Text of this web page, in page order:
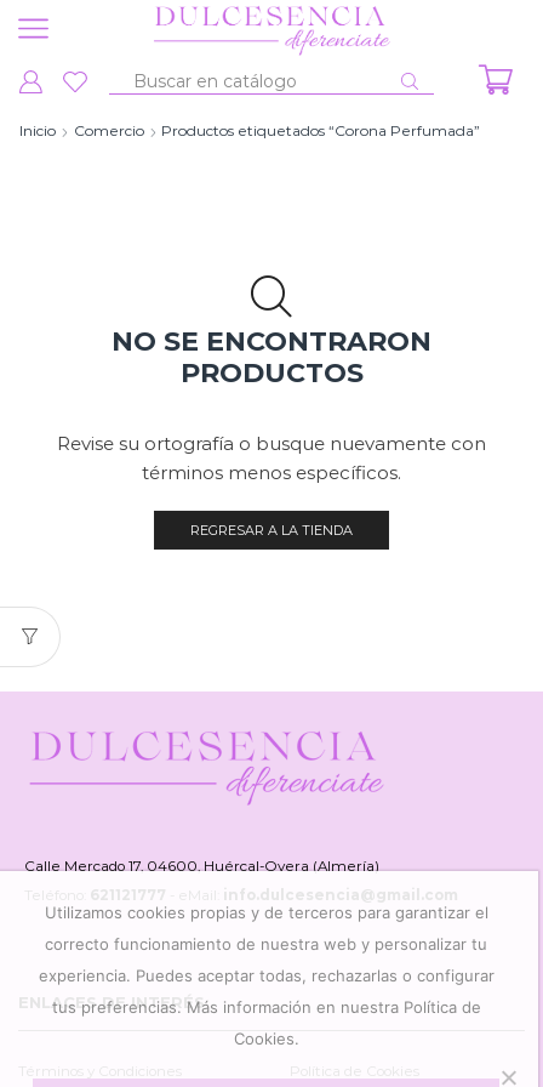
Entrada
búsqueda
Inicio Comercio Productos etiquetados “Corona Perfumada”
NO SE ENCONTRARON
PRODUCTOS
Revise su ortografía o busque nuevamente con
términos menos específicos.
REGRESAR A LA TIENDA
Calle Mercado 17, 04600, Huércal-Overa (Almería)
Teléfono: 621121777 info.dulcesencia@gmail.com
ENLACES DE INTERÉS
Términos y Condiciones Política de Cookies
Utilizamos cookies propias y de terceros para garantizar el
correcto funcionamiento de nuestra web y personalizar tu
experiencia. Puedes aceptar todas, rechazarlas o configurar
tus preferencias. Más información en nuestra Política de
Cookies.